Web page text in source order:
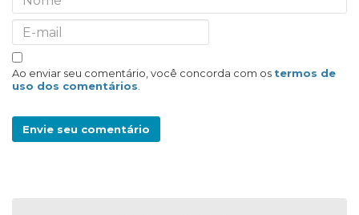
Ao enviar seu comentário, você concorda com os termos de
uso dos comentários
Envie seu comentário